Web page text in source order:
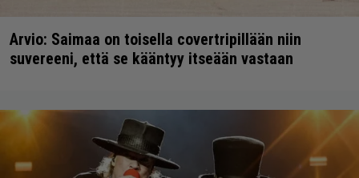
Arvio: Saimaa on toisella covertripillään niin
suvereeni, että se kääntyy itseään vastaan